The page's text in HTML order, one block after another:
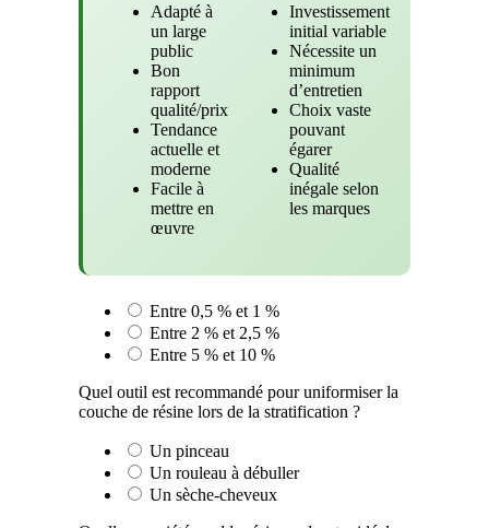
Adapté à
un large
public
Bon
rapport
qualité/prix
Tendance
actuelle et
moderne
Facile à
mettre en
œuvre
Investissement
initial variable
Nécessite un
minimum
d’entretien
Choix vaste
pouvant
égarer
Qualité
inégale selon
les marques
Entre 0,5 % et 1 %
Entre 2 % et 2,5 %
Entre 5 % et 10 %
Quel outil est recommandé pour uniformiser la
couche de résine lors de la stratification ?
Un pinceau
Un rouleau à débuller
Un sèche-cheveux